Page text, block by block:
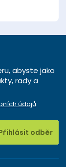
abyste jako
rady a
údajů.
odběr